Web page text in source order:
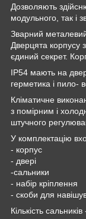
Дозволяють
модульного, так і
Зварний
Дверцята корпусу
єдиний секрет.
IP54 мають на
герметика і пило-
Кліматичне
з помірним і
штучного
У комплектацію
- корпус
- двері
-сальники
- набір кріплення
- скоби для
Кількість